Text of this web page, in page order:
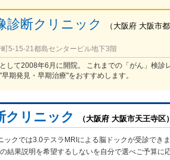
診断クリニック （ 大阪府 大阪市
5-15-21都島センタービル地下3階
して2008年6月に開院。 これまでの「がん」検診
期発見・早期治療"をおすすめします。
クリニック （大阪府 大阪市天王寺区）
ックでは3.0テスラMRIによる脳ドックが受診できま
結果説明を希望するしないを自分で選べご予算に